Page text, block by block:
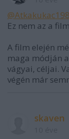
Ez nem az a
A film elején
maga módján
vágyai, céljai.
végén már
skaven